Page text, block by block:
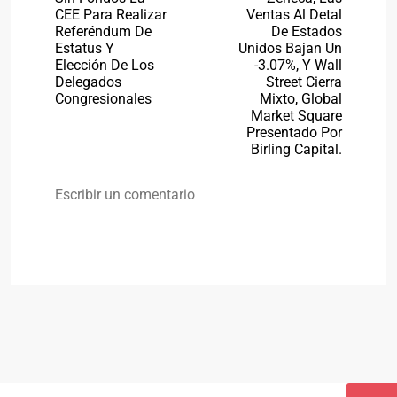
CEE Para Realizar
Referéndum De
Estatus Y
Elección De Los
Delegados
Congresionales
Ventas Al Detal
De Estados
Unidos Bajan Un
-3.07%, Y Wall
Street Cierra
Mixto, Global
Market Square
Presentado Por
Birling Capital.
Escribir un comentario